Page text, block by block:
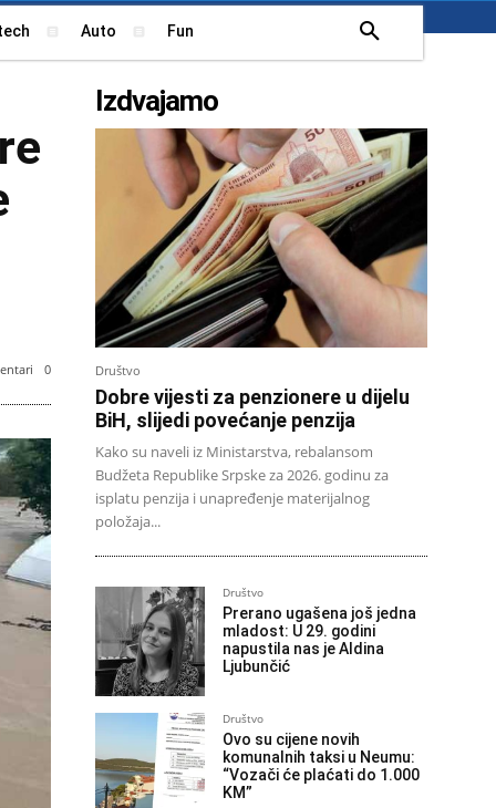
Auto Fun
0
Izdvajamo
Društvo
Dobre vijesti za penzionere u dijelu
BiH, slijedi povećanje penzija
Kako su naveli iz Ministarstva, rebalansom
Budžeta Republike Srpske za 2026. godinu za
isplatu penzija i unapređenje materijalnog
položaja...
Društvo
Prerano ugašena još jedna
mladost: U 29. godini
napustila nas je Aldina
Ljubunčić
Društvo
Ovo su cijene novih
komunalnih taksi u Neumu:
“Vozači će plaćati do 1.000
KM”